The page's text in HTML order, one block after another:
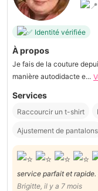
Identité vérifiée
À propos
Je fais de la couture
manière autodidacte e...
Services
Raccourcir un t-shirt
Ajustement de pantalons
service parfait et
Brigitte, il y a 7 mois